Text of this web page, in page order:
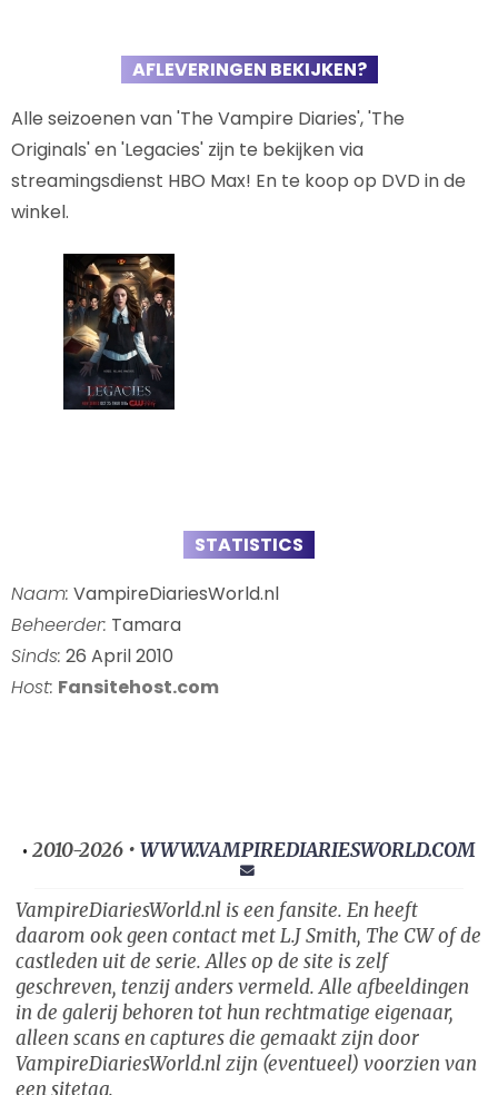
AFLEVERINGEN BEKIJKEN?
Alle seizoenen van 'The Vampire Diaries', 'The
Originals' en 'Legacies' zijn te bekijken via
streamingsdienst HBO Max! En te koop op DVD in de
winkel.
STATISTICS
Naam: VampireDiariesWorld.nl
Beheerder: Tamara
Sinds: 26 April 2010
Host: Fansitehost.com
• 2010-2026 • WWW.VAMPIREDIARIESWORLD.COM
VampireDiariesWorld.nl is een fansite. En heeft
daarom ook geen contact met L.J Smith, The CW of de
castleden uit de serie. Alles op de site is zelf
geschreven, tenzij anders vermeld. Alle afbeeldingen
in de galerij behoren tot hun rechtmatige eigenaar,
alleen scans en captures die gemaakt zijn door
VampireDiariesWorld.nl zijn (eventueel) voorzien van
een sitetag.